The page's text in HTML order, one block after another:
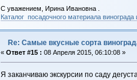
С уважением, Ирина Ивановна .
Каталог посадочного материала
Re: Самые вкусные сорта
« Ответ #15 : 08 Апреля 2015, 06:10:08 »
Я заканчиваю экскурсии по саду